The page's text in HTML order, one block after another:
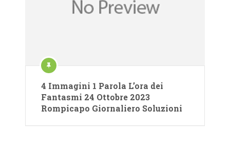
4 Immagini 1 Parola L’ora dei
Fantasmi 24 Ottobre 2023
Rompicapo Giornaliero Soluzioni